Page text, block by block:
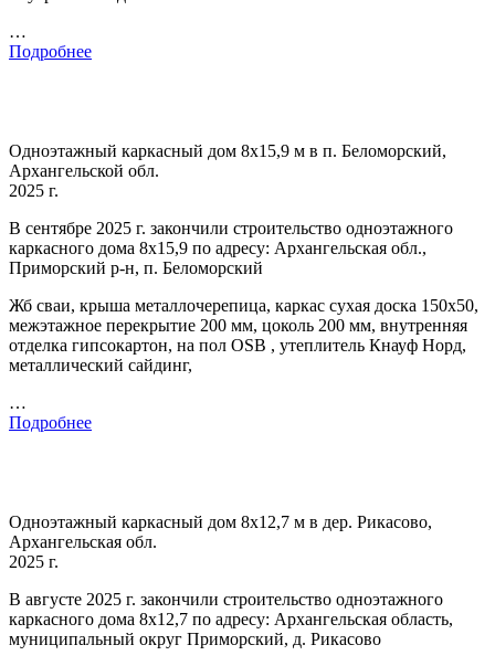
…
Подробнее
Одноэтажный каркасный дом 8х15,9 м в п. Беломорский,
Архангельской обл.
2025 г.
В сентябре 2025 г. закончили строительство одноэтажного
каркасного дома 8х15,9 по адресу: Архангельская обл.,
Приморский р-н, п. Беломорский
Жб сваи, крыша металлочерепица, каркас сухая доска 150х50,
межэтажное перекрытие 200 мм, цоколь 200 мм, внутренняя
отделка гипсокартон, на пол OSB , утеплитель Кнауф Норд,
металлический сайдинг,
…
Подробнее
Одноэтажный каркасный дом 8х12,7 м в дер. Рикасово,
Архангельская обл.
2025 г.
В августе 2025 г. закончили строительство одноэтажного
каркасного дома 8х12,7 по адресу: Архангельская область,
муниципальный округ Приморский, д. Рикасово